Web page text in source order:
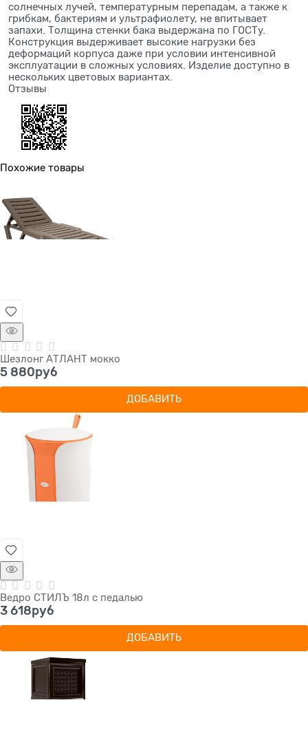
солнечных лучей, температурным перепадам, а также к
грибкам, бактериям и ультрафиолету, не впитывает
запахи. Толщина стенки бака выдержана по ГОСТу.
Конструкция выдерживает высокие нагрузки без
деформаций корпуса даже при условии интенсивной
эксплуатации в сложных условиях. Изделие доступно в
нескольких цветовых вариантах.
Отзывы
Похожие товары
Шезлонг АТЛАНТ мокко
5 880руб
ДОБАВИТЬ
Ведро СТИЛЪ 18л с педалью
3 618руб
ДОБАВИТЬ